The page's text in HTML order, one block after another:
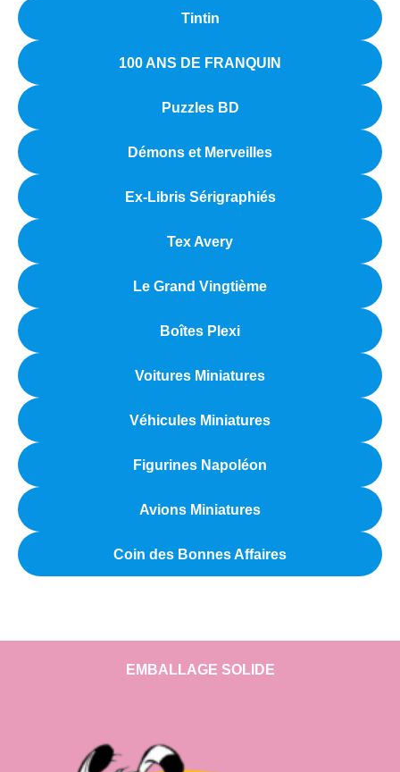
Tintin
100 ANS DE FRANQUIN
Puzzles BD
Démons et Merveilles
Ex-Libris Sérigraphiés
Tex Avery
Le Grand Vingtième
Boîtes Plexi
Voitures Miniatures
Véhicules Miniatures
Figurines Napoléon
Avions Miniatures
Coin des Bonnes Affaires
EMBALLAGE SOLIDE